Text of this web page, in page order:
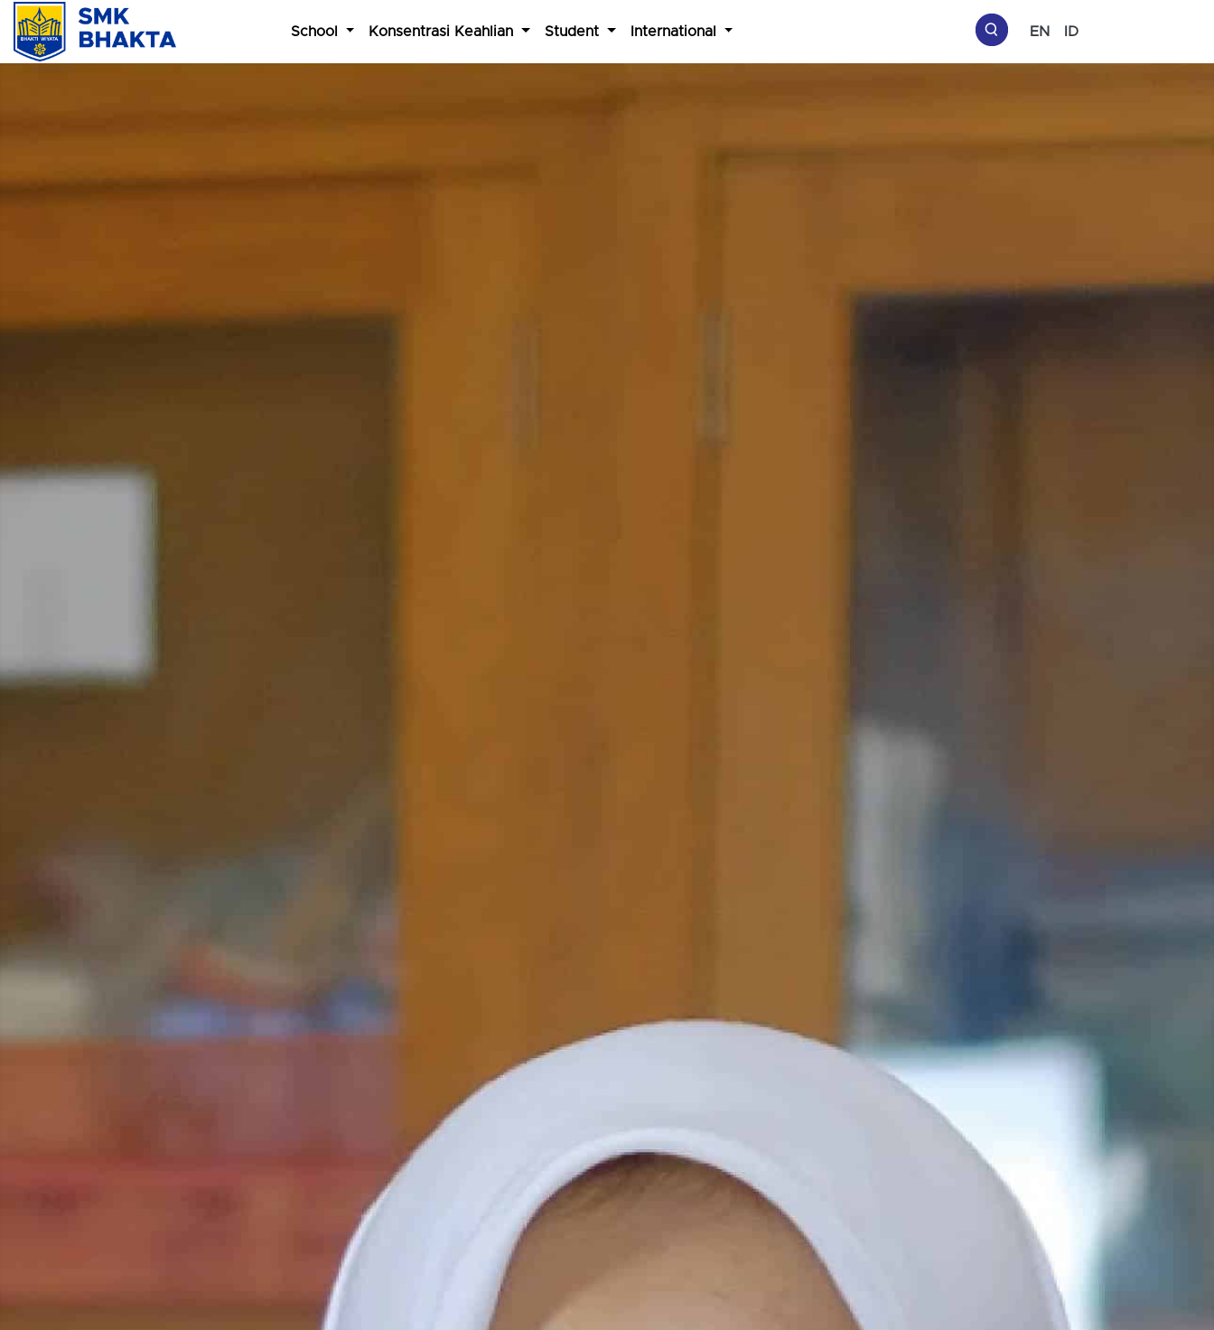
School Konsentrasi Keahlian Student International EN ID